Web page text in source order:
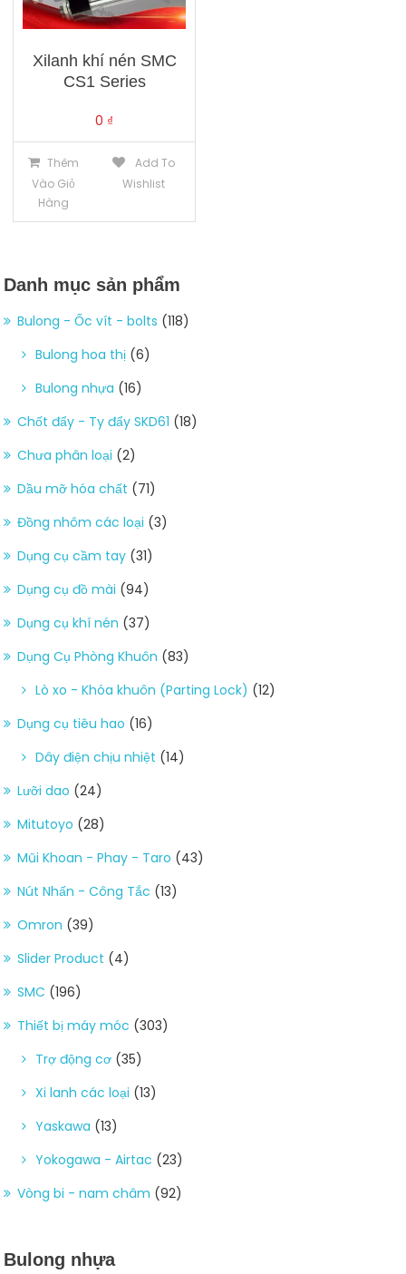
Xilanh khí nén SMC
CS1 Series
0 ₫
Thêm
Vào Giỏ
Hàng
Add To
Wishlist
Danh mục sản phẩm
Bulong - Ốc vít - bolts (118)
Bulong hoa thị (6)
Bulong nhựa (16)
Chốt đẩy - Ty đẩy SKD61 (18)
Chưa phân loại (2)
Dầu mỡ hóa chất (71)
Đồng nhôm các loại (3)
Dụng cụ cầm tay (31)
Dụng cụ đồ mài (94)
Dụng cụ khí nén (37)
Dụng Cụ Phòng Khuôn (83)
Lò xo - Khóa khuôn (Parting Lock) (12)
Dụng cụ tiêu hao (16)
Dây điện chịu nhiệt (14)
Lưỡi dao (24)
Mitutoyo (28)
Mũi Khoan - Phay - Taro (43)
Nút Nhấn - Công Tắc (13)
Omron (39)
Slider Product (4)
SMC (196)
Thiết bị máy móc (303)
Trợ động cơ (35)
Xi lanh các loại (13)
Yaskawa (13)
Yokogawa - Airtac (23)
Vòng bi - nam châm (92)
Bulong nhựa